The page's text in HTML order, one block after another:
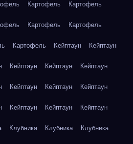
Картофель Картофель
Картофель Картофель
Картофель Кейптаун Кейптаун
Кейптаун Кейптаун Кейптаун
Кейптаун Кейптаун Кейптаун
Кейптаун Кейптаун Кейптаун
Клубника Клубника Клубника